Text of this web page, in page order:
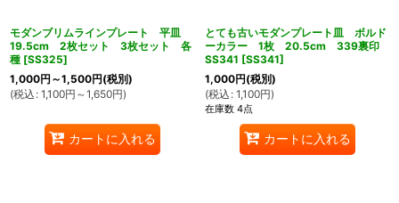
モダンブリムラインプレート 平皿
19.5cm 2枚セット 3枚セット 各
種 [SS325]
1,000円 ～1,500円(税別)
(税込 : 1,100円 ～1,650円)
カートに入れる
とても古いモダンプレート皿 ボルド
ーカラー 1枚 20.5cm 339裏印
SS341 [SS341]
1,000円(税別)
(税込 : 1,100円)
在庫数 4点
カートに入れる